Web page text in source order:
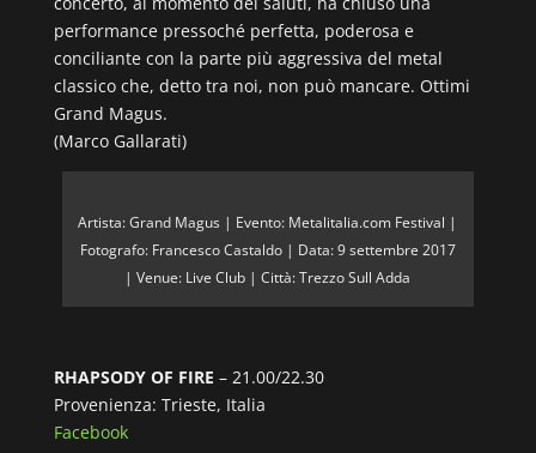
performance pressoché perfetta, poderosa e
conciliante con la parte più aggressiva del metal
classico che, detto tra noi, non può mancare. Ottimi
Grand Magus.
(Marco Gallarati)
Artista: Grand Magus | Evento: Metalitalia.com Festival |
Fotografo: Francesco Castaldo | Data: 9 settembre 2017
| Venue: Live Club | Città: Trezzo Sull Adda
RHAPSODY OF FIRE – 21.00/22.30
Provenienza: Trieste, Italia
Facebook